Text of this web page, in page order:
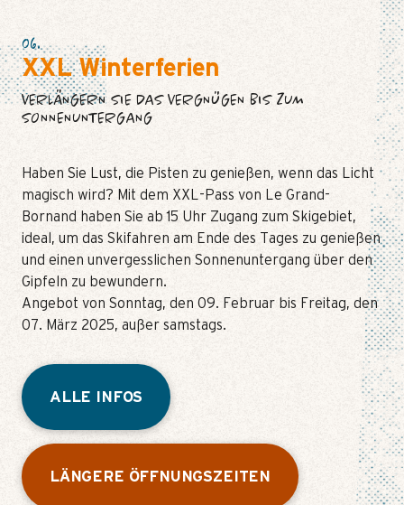
06.
XXL Winterferien
VERLÄNGERN SIE DAS VERGNÜGEN BIS ZUM
SONNENUNTERGANG
Haben Sie Lust, die Pisten zu genießen, wenn das Licht
magisch wird? Mit dem XXL-Pass von Le Grand-
Bornand haben Sie ab 15 Uhr Zugang zum Skigebiet,
ideal, um das Skifahren am Ende des Tages zu genießen
und einen unvergesslichen Sonnenuntergang über den
Gipfeln zu bewundern.
Angebot von Sonntag, den 09. Februar bis Freitag, den
07. März 2025, außer samstags.
ALLE INFOS
LÄNGERE ÖFFNUNGSZEITEN